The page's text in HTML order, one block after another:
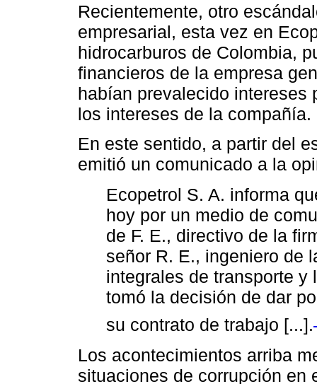
Recientemente, otro
empresarial, esta vez en
hidrocarburos de Colombia,
financieros de la empresa
habían prevalecido intereses
los intereses de la compañía.
En este sentido, a partir del
emitió un comunicado a la
Ecopetrol S. A. informa
hoy por un medio de
de F. E., directivo de la
señor R. E., ingeniero de
integrales de transporte
tomó la decisión de dar
su contrato de trabajo [...].
Los acontecimientos arriba
situaciones de corrupción en